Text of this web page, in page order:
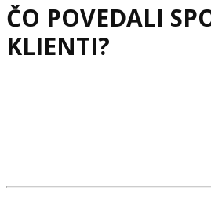
ČO POVEDALI
KLIENTI?